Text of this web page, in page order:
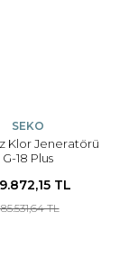
SEKO
Klor Jeneratörü
G-18 Plus
TL
TL